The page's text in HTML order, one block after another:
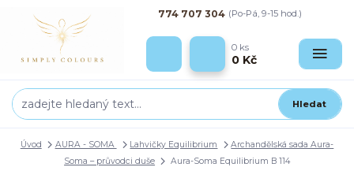
Hledat
774 707 304 (Po-Pá, 9-15 hod.)
0 ks
0 Kč
Úvod AURA - SOMA Lahvičky Equilibrium
Archandělská sada Aura-
Soma – průvodci duše
Aura-Soma Equilibrium B 114